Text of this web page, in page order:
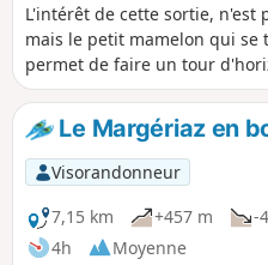
L'intérêt de cette sortie, n'est
mais le petit mamelon qui se
permet de faire un tour
région. C'est aussi
sur le plateau.
Le Margériaz en
Visorandonneur
7,15 km
+457 m
-
4h
Moyenne